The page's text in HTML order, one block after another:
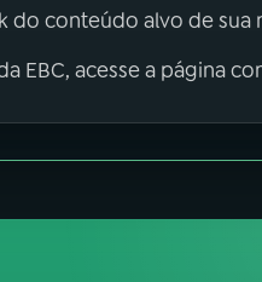
do conteúdo alvo de sua
EBC, acesse a página